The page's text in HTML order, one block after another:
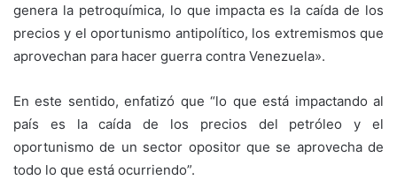
genera la petroquímica, lo que impacta es la caída de los
precios y el oportunismo antipolítico, los extremismos que
aprovechan para hacer guerra contra Venezuela».
En este sentido, enfatizó que “lo que está impactando al
país es la caída de los precios del petróleo y el
oportunismo de un sector opositor que se aprovecha de
todo lo que está ocurriendo”.